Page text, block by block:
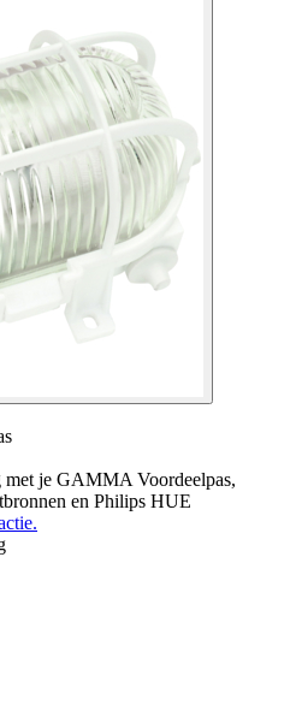
je GAMMA Voordeelpas,
en Philips HUE